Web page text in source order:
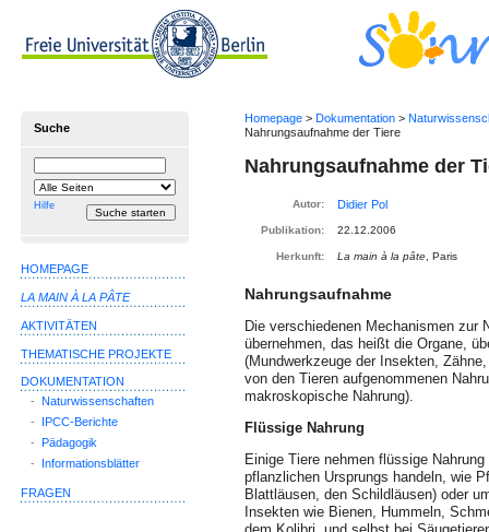
Homepage > Dokumentation >
Nahrungsaufnahme der Tiere
Nahrungsaufnahme der
Autor:
Publikation: 22.12.2006
Herkunft: La main à la pâte , Paris
Nahrungsaufnahme
Die verschiedenen Mechanismen zur
übernehmen, das heißt die Organe,
(Mundwerkzeuge der Insekten,
von den Tieren aufgenommenen
makroskopische Nahrung).
Flüssige Nahrung
Einige Tiere nehmen flüssige
pflanzlichen Ursprungs handeln, wie
Blattläusen, den Schildläusen) oder
Insekten wie Bienen, Hummeln,
Suche
einschränken
Hilfe
HOMEPAGE
LA MAIN À LA PÂTE
AKTIVITÄTEN
THEMATISCHE PROJEKTE
DOKUMENTATION
-
Naturwissenschaften
-
IPCC-Berichte
-
Pädagogik
-
Informationsblätter
FRAGEN